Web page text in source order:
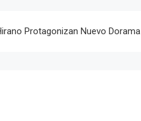
Protagonizan Nuevo Dorama